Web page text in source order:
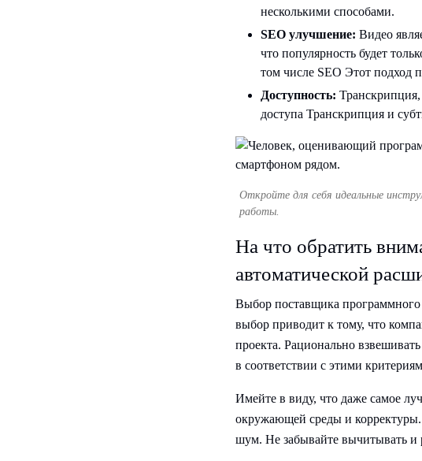
несколькими способами.
SEO улучшение: Видео
что популярность будет
том числе SEO Этот подход
Доступность: Транскрипция,
доступа Транскрипция и
Откройте для себя идеальные
работы.
На что обратить
автоматической
Выбор поставщика
выбор приводит к тому, что
проекта. Рационально
в соответствии с этими
Имейте в виду, что даже самое
окружающей среды и
шум. Не забывайте вычитывать и